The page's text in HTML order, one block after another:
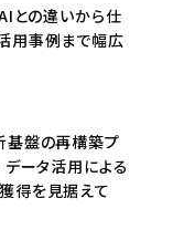
との違いから仕
用事例まで幅広
基盤の再構築プ
データ活用による
得を見据えて